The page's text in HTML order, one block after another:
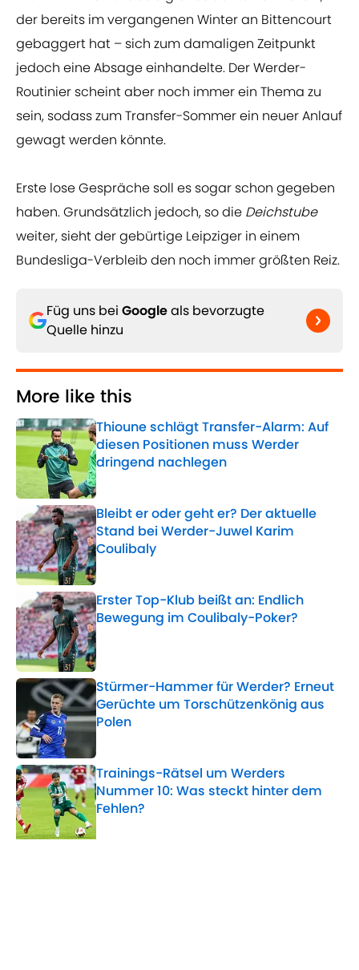
der bereits im vergangenen Winter an Bittencourt
gebaggert hat – sich zum damaligen Zeitpunkt
jedoch eine Absage einhandelte. Der Werder-
Routinier scheint aber noch immer ein Thema zu
sein, sodass zum Transfer-Sommer ein neuer Anlauf
gewagt werden könnte.
Erste lose Gespräche soll es sogar schon gegeben
haben. Grundsätzlich jedoch, so die Deichstube
weiter, sieht der gebürtige Leipziger in einem
Bundesliga-Verbleib den noch immer größten Reiz.
Füg uns bei Googleals bevorzugte
Quelle hinzu
More like this
Thioune schlägt Transfer-Alarm: Auf
diesen Positionen muss Werder
dringend nachlegen
Published by on Invalid Date
Bleibt er oder geht er? Der aktuelle
Stand bei Werder-Juwel Karim
Coulibaly
Published by on Invalid Date
Erster Top-Klub beißt an: Endlich
Bewegung im Coulibaly-Poker?
Published by on Invalid Date
Stürmer-Hammer für Werder? Erneut
Gerüchte um Torschützenkönig aus
Polen
Trainings-Rätsel um Werders
Nummer 10: Was steckt hinter dem
Fehlen?
Published by on Invalid Date